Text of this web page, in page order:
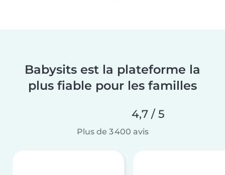
Babysits est la plateforme la
plus fiable pour les familles
4,7 / 5
Plus de 3 400 avis